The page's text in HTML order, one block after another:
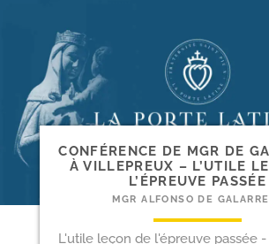
CONFÉRENCE DE MGR DE
À VILLEPREUX – L’UTILE
L’ÉPREUVE PASSÉE
MGR ALFONSO DE
L'utile leçon de l'épreuve passée -